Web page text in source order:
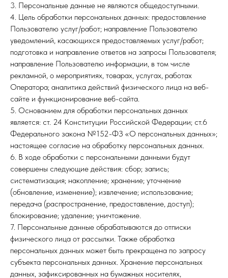
3. Персональные данные не являются общедоступными.
4. Цель обработки персональных данных: предоставление
Пользователю услуг/работ; направление Пользователю
уведомлений, касающихся предоставляемых услуг/работ;
подготовка и направление ответов на запросы Пользователя;
направление Пользователю информации, в том числе
рекламной, о мероприятиях, товарах, услугах, работах
Оператора; аналитика действий физического лица на веб-
сайте и функционирование веб-сайта.
5. Основанием для обработки персональных данных
является: ст. 24 Конституции Российской Федерации; ст.6
Федерального закона №152-ФЗ «О персональных данных»;
настоящее согласие на обработку персональных данных.
6. В ходе обработки с персональными данными будут
совершены следующие действия: сбор; запись;
систематизация; накопление; хранение; уточнение
(обновление, изменение); извлечение; использование;
передача (распространение, предоставление, доступ);
блокирование; удаление; уничтожение.
7. Персональные данные обрабатываются до отписки
физического лица от рассылки. Также обработка
персональных данных может быть прекращена по запросу
субъекта персональных данных. Хранение персональных
данных, зафиксированных на бумажных носителях,